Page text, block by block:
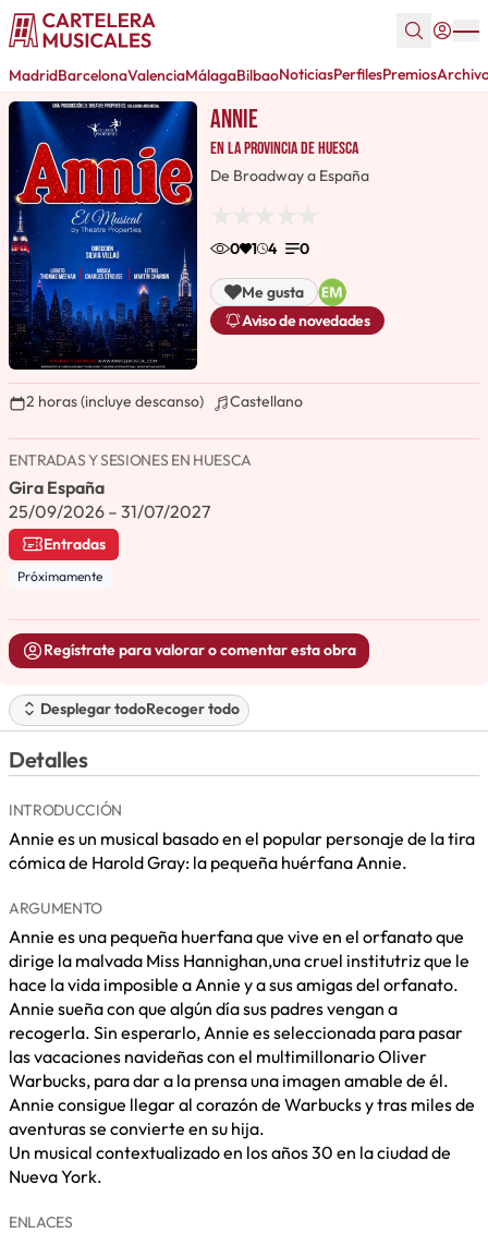
MadridBarcelonaValenciaMálagaBilbaoNoticiasPerfilesPremios
Annie
en la provincia de Huesca
De Broadway a España
0 1 4 0
Me gusta
Aviso de novedades
2 horas (incluye descanso) Castellano
ENTRADAS Y SESIONES EN HUESCA
Gira España
25/09/2026 – 31/07/2027
Entradas
Próximamente
Regístrate para valorar o comentar esta obra
Desplegar todoRecoger todo
Detalles
INTRODUCCIÓN
Annie es un musical basado en el popular personaje de la tira
cómica de Harold Gray: la pequeña huérfana Annie.
ARGUMENTO
Annie es una pequeña huerfana que vive en el orfanato que
dirige la malvada Miss Hannighan,una cruel institutriz que le
hace la vida imposible a Annie y a sus amigas del orfanato.
Annie sueña con que algún día sus padres vengan a
recogerla. Sin esperarlo, Annie es seleccionada para pasar
las vacaciones navideñas con el multimillonario Oliver
Warbucks, para dar a la prensa una imagen amable de él.
Annie consigue llegar al corazón de Warbucks y tras miles de
aventuras se convierte en su hija.
Un musical contextualizado en los años 30 en la ciudad de
Nueva York.
ENLACES